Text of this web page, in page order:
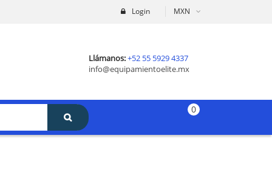
MXN
Login
Llámanos:+52 55 5929 4337
info@equipamientoelite.mx
0